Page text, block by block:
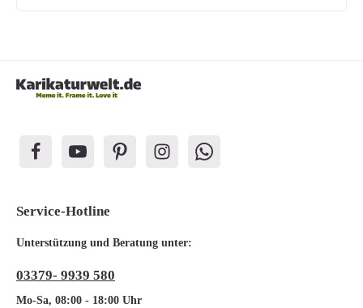
Service-Hotline
Unterstützung und Beratung unter:
03379- 9939 580
Mo-Sa, 08:00 - 18:00 Uhr